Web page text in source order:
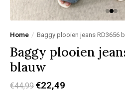
Home / Baggy plooien jeans RD3656
Baggy plooien
blauw
€44,99 €22,49